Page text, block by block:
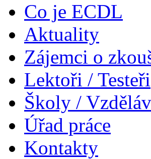
Co je ECDL
Aktuality
Zájemci o
Lektoři / Testeři
Školy /
Úřad práce
Kontakty